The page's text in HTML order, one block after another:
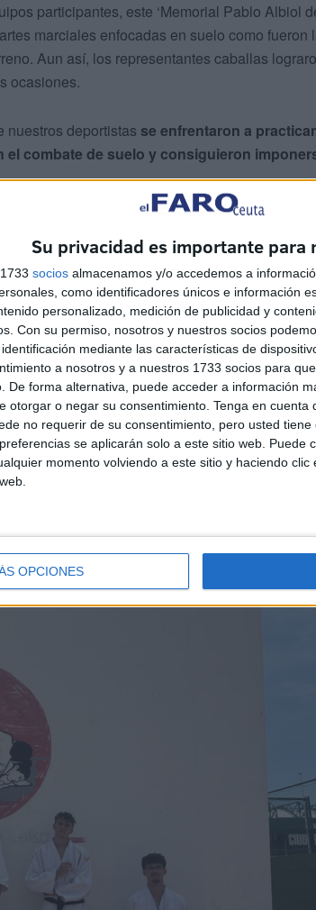
Su privacidad es importante para
socios almacenamos y/o accedemos a
como identificadores únicos e información
personalizado, medición de publicidad y
Con su permiso, nosotros y nuestros socios
mediante las características de
a nosotros y a nuestros 1733 socios para
De forma alternativa, puede acceder a información
otorgar o negar su consentimiento. Tenga en cuenta
no requerir de su consentimiento, pero usted
se aplicarán solo a este sitio web. Puede
momento volviendo a este sitio y haciendo
OPCIONES
participantes, este ‘Memorial Pablo Albiol
marciales enfocadas en suelo como fueron
Aun así, los representantes caballas
ocasiones.
nuestros deportistas se enfrentaron a
combate de suelo y consiguieron
las medallas de oro conseguidas porÁlvaro
competición impecable, superando
estrangulaciones, imponiéndose en la final
sobresaliente, dominando todos sus
luxaciones y estrangulaciones que le